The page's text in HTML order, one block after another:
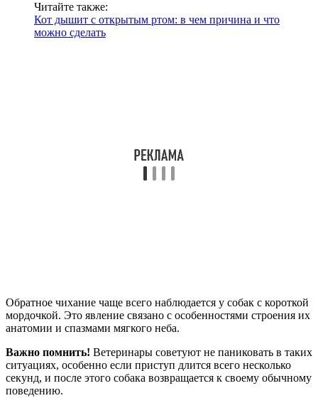
Читайте также:
Кот дышит с открытым ртом: в чем причина и что
можно сделать
Обратное чихание чаще всего наблюдается у собак с короткой
мордочкой. Это явление связано с особенностями строения их
анатомии и спазмами мягкого неба.
Важно помнить! Ветеринары советуют не паниковать в таких
ситуациях, особенно если приступ длится всего несколько
секунд, и после этого собака возвращается к своему обычному
поведению.